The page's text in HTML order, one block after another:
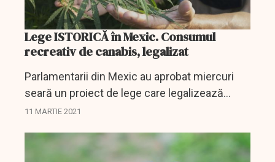
Lege ISTORICĂ în Mexic. Consumul
recreativ de canabis, legalizat
Parlamentarii din Mexic au aprobat miercuri
seară un proiect de lege care legalizează
marijuana recreativă, o piatră de hotar pentru
11 MARTIE 2021